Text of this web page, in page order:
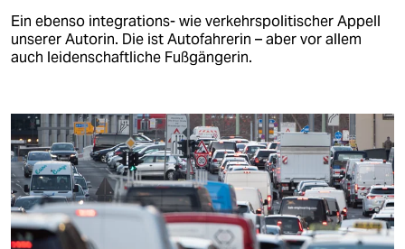
Ein ebenso integrations- wie verkehrspolitischer Appell
unserer Autorin. Die ist Autofahrerin – aber vor allem
auch leidenschaftliche Fußgängerin.